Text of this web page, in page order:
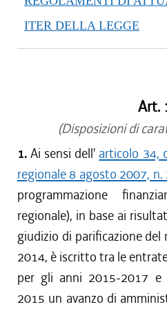
dal 10/08/2017 al 04/01/
dal 27/07/2017 al 09/08/
dal 01/12/2016 al 14/12/
dal 10/11/2016 al 30/11/
dal 13/08/2016 al 09/11/
dal 01/06/2016 al 12/08/
dal 13/05/2016 al 31/05/
dal 13/01/2016 al 12/05/
dal 01/01/2016 al 12/01/
dal 13/11/2015 al 31/12/
dal 22/10/2015 al 12/11/
dal 11/08/2015 al 21/10/
ITER DELLA LEGGE
Art.
(Disposizioni di
1.Ai sensi dell' articolo 34,
regionale 8 agosto 2007, n.
programmazione
regionale), in base ai
giudizio di parificazione del
2014, è iscritto tra le
per gli anni 2015-2017 e
2015 un avanzo di